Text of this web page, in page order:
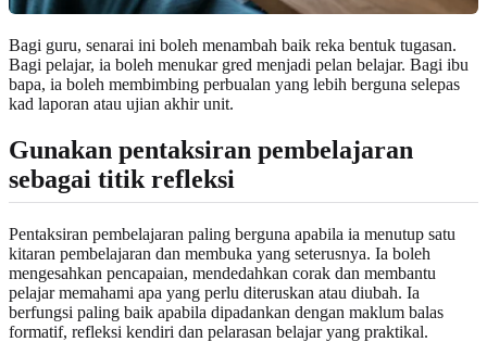
Bagi guru, senarai ini boleh menambah baik reka bentuk tugasan.
Bagi pelajar, ia boleh menukar gred menjadi pelan belajar. Bagi ibu
bapa, ia boleh membimbing perbualan yang lebih berguna selepas
kad laporan atau ujian akhir unit.
Gunakan pentaksiran pembelajaran
sebagai titik refleksi
Pentaksiran pembelajaran paling berguna apabila ia menutup satu
kitaran pembelajaran dan membuka yang seterusnya. Ia boleh
mengesahkan pencapaian, mendedahkan corak dan membantu
pelajar memahami apa yang perlu diteruskan atau diubah. Ia
berfungsi paling baik apabila dipadankan dengan maklum balas
formatif, refleksi kendiri dan pelarasan belajar yang praktikal.